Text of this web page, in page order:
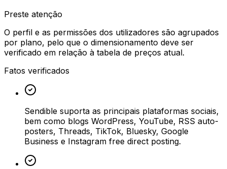
Preste atenção
O perfil e as permissões dos utilizadores são agrupados
por plano, pelo que o dimensionamento deve ser
verificado em relação à tabela de preços atual.
Fatos verificados
Sendible suporta as principais plataformas sociais,
bem como blogs WordPress, YouTube, RSS auto-
posters, Threads, TikTok, Bluesky, Google
Business e Instagram free direct posting.